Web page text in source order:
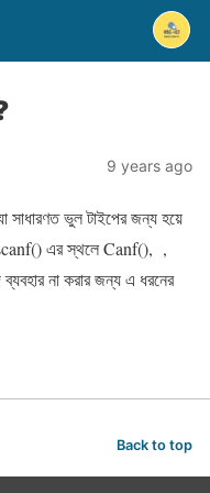
9 years ago
ভুল টাইপের জন্য হয়ে
এর স্থলে Canf(), ,
না করার জন্য এ ধরনের
Back to top